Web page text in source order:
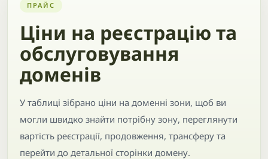
ПРАЙС
Ціни на реєстрацію та
обслуговування
доменів
У таблиці зібрано ціни на доменні зони, щоб ви
могли швидко знайти потрібну зону, переглянути
вартість реєстрації, продовження, трансферу та
перейти до детальної сторінки домену.